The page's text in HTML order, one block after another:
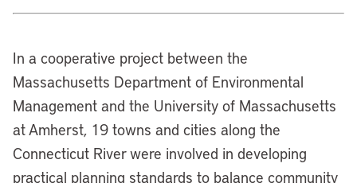
In a cooperative project between the
Massachusetts Department of Environmental
Management and the University of Massachusetts
at Amherst, 19 towns and cities along the
Connecticut River were involved in developing
practical planning standards to balance community